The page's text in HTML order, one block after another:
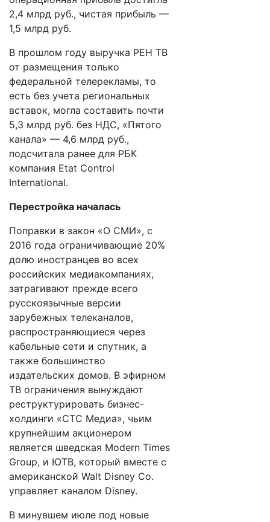
2,4 млрд руб., чистая прибыль —
1,5 млрд руб.
В прошлом году выручка РЕН ТВ
от размещения только
федеральной телерекламы, то
есть без учета региональных
вставок, могла составить почти
5,3 млрд руб. без НДС, «Пятого
канала» — 4,6 млрд руб.,
подсчитала ранее для РБК
компания Etat Control
International.
Перестройка началась
Поправки в закон «О СМИ», с
2016 года ограничивающие 20%
долю иностранцев во всех
российских медиакомпаниях,
затрагивают прежде всего
русскоязычные версии
зарубежных телеканалов,
распространяющиеся через
кабельные сети и спутник, а
также большинство
издательских домов. В эфирном
ТВ ограничения вынуждают
реструктурировать бизнес-
холдинги «СТС Медиа», чьим
крупнейшим акционером
является шведская Modern Times
Group, и ЮТВ, который вместе с
американской Walt Disney Co.
управляет каналом Disney.
В минувшем июле под новые